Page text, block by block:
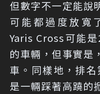
但數字不一定能說
可能都過度放寬
Yaris Cross可能
的車輛，但事實是
車。同樣地，排
是一輛踩著高蹺的